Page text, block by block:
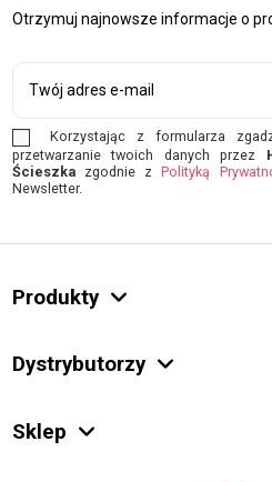
Otrzymuj najnowsze informacje o
Korzystając z formularza
przetwarzanie twoich danych przez
Ścieszkazgodnie zPolityką
Newsletter.
Produkty
Dystrybutorzy
Sklep